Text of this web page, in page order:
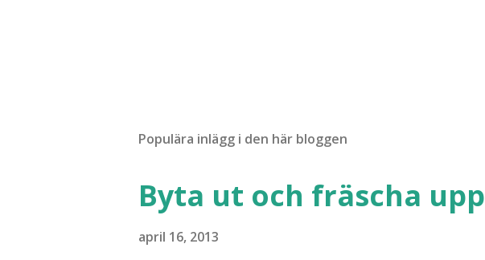
Populära inlägg i den här bloggen
Byta ut och fräscha upp
april 16, 2013